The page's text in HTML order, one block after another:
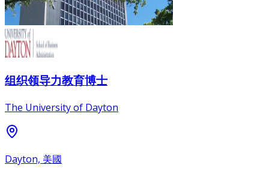
组织领导力教育博士
The University of Dayton
Dayton, 美國